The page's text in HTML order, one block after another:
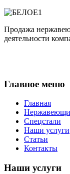
Продажа
деятельности
Главное меню
Главная
Спецстали
Наши услуги
Статьи
Контакты
Наши услуги